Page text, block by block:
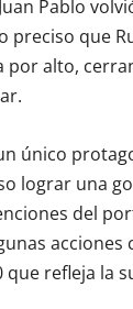
Pablo
preciso que
por alto,
único
lograr una
del
acciones
que refleja la